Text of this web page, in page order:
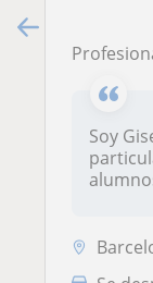
Profesional en el ámbito
Soy
Barcelona